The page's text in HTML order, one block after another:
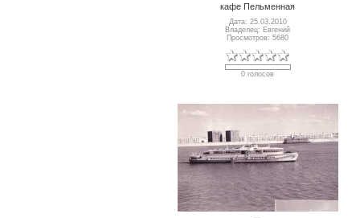
кафе Пельменная
Дата: 25.03.2010
Владелец: Евгений
Просмотров: 5680
0 голосов